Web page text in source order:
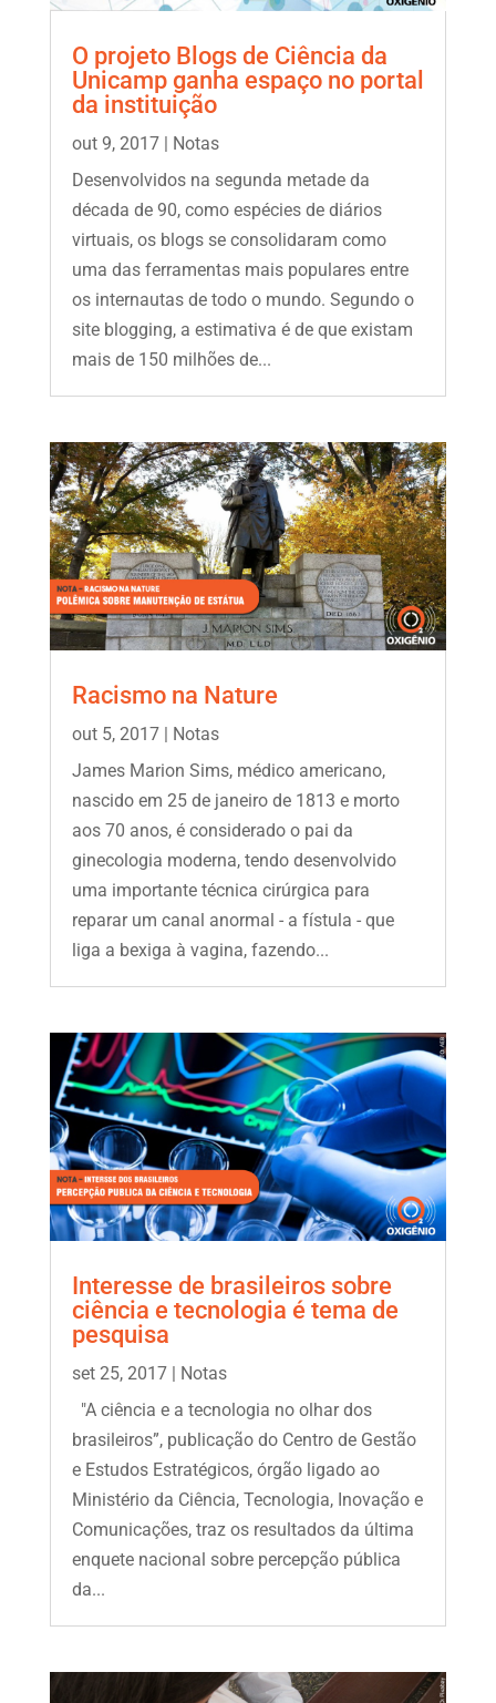
O projeto Blogs de Ciência da
Unicamp ganha espaço no portal
da instituição
out 9, 2017|
Notas
Desenvolvidos na segunda metade da
década de 90, como espécies de diários
virtuais, os blogs se consolidaram como
uma das ferramentas mais populares entre
os internautas de todo o mundo. Segundo o
site blogging, a estimativa é de que existam
mais de 150 milhões de...
Racismo na Nature
out 5, 2017| Notas
James Marion Sims, médico americano,
nascido em 25 de janeiro de 1813 e morto
aos 70 anos, é considerado o pai da
ginecologia moderna, tendo desenvolvido
uma importante técnica cirúrgica para
reparar um canal anormal - a fístula - que
liga a bexiga à vagina, fazendo...
Interesse de brasileiros sobre
ciência e tecnologia é tema de
pesquisa
set 25, 2017| Notas
"A ciência e a tecnologia no olhar dos
brasileiros”, publicação do Centro de Gestão
e Estudos Estratégicos, órgão ligado ao
Ministério da Ciência, Tecnologia, Inovação e
Comunicações, traz os resultados da última
enquete nacional sobre percepção pública
da...